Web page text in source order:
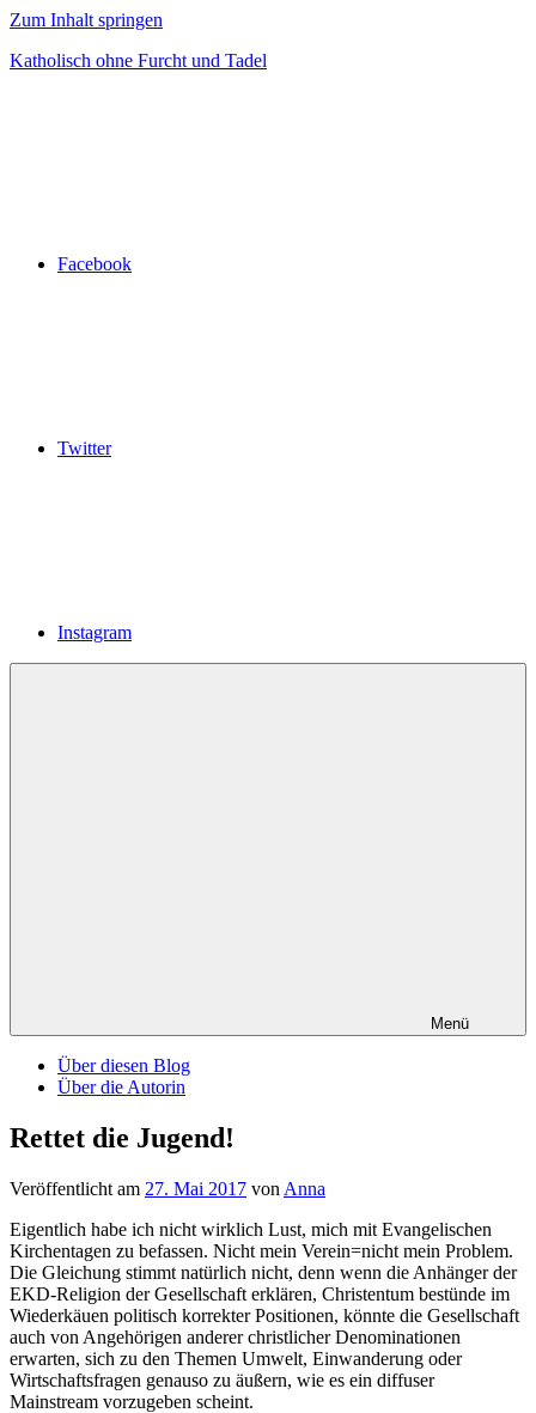
Zum Inhalt springen
Katholisch ohne Furcht und Tadel
Facebook
Twitter
Instagram
Menü
Über diesen Blog
Über die Autorin
Rettet die Jugend!
Veröffentlicht am 27. Mai 2017 von Anna
Eigentlich habe ich nicht wirklich Lust, mich mit Evangelischen
Kirchentagen zu befassen. Nicht mein Verein=nicht mein Problem.
Die Gleichung stimmt natürlich nicht, denn wenn die Anhänger der
EKD-Religion der Gesellschaft erklären, Christentum bestünde im
Wiederkäuen politisch korrekter Positionen, könnte die Gesellschaft
auch von Angehörigen anderer christlicher Denominationen
erwarten, sich zu den Themen Umwelt, Einwanderung oder
Wirtschaftsfragen genauso zu äußern, wie es ein diffuser
Mainstream vorzugeben scheint.